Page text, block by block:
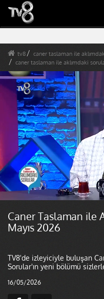
tv8
caner taslaman ile
caner taslaman ile aklımdaki
Caner Taslaman ile
Mayıs 2026
TV8'de izleyiciyle buluşan
Sorular'ın yeni bölümü
16/05/2026